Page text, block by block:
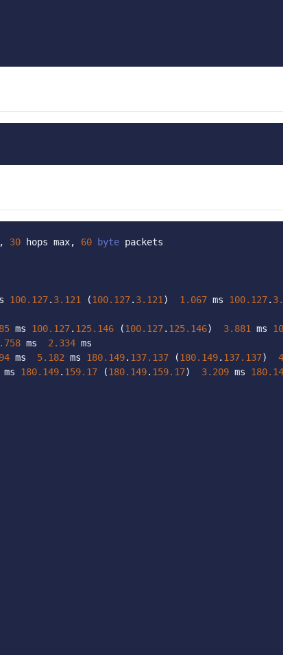
30 hops max, 60 byte packets
100.127. 3.121 (100.127. 3.121 ) 1.067 ms 100.127.
ms 100.127. 125.146 (100.127. 125.146) 3.881 ms
ms 2.334 ms
ms 5.182 ms 180.149. 137.137 (180.149. 137.137)
ms 180.149. 159.17 (180.149. 159.17) 3.209 ms 180.149